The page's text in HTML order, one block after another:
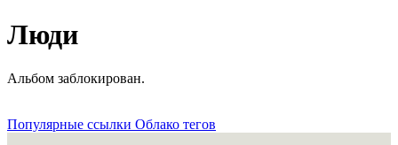
Люди
Альбом заблокирован.
Популярные ссылки Облако тегов